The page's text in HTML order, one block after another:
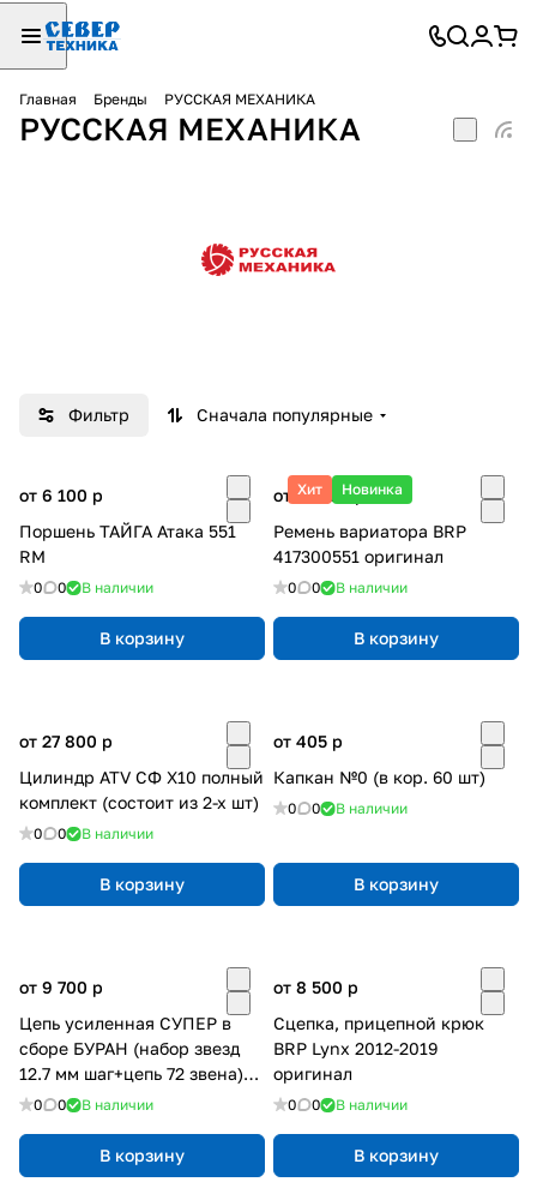
Главная Бренды РУССКАЯ МЕХАНИКА
РУССКАЯ МЕХАНИКА
Фильтр Сначала популярные
от 6 100 p
Поршень ТАЙГА Атака 551
RM
0 0 В наличии
В корзину
Хит Новинка
от 22 100p
Ремень вариатора BRP
417300551 оригинал
0 0 В наличии
В корзину
от 27 800 p
Цилиндр ATV СФ X10 полный
комплект (состоит из 2-х шт)
0 0 В наличии
В корзину
от 405 p
Капкан №0 (в кор. 60 шт)
0 0 В наличии
В корзину
от 9 700 p
Цепь усиленная СУПЕР в
сборе БУРАН (набор звезд
12.7 мм шаг+цепь 72 звена)
Ижевск
0 0 В наличии
В корзину
от 8 500 p
Сцепка, прицепной крюк
BRP Lynx 2012-2019
оригинал
0 0 В наличии
В корзину